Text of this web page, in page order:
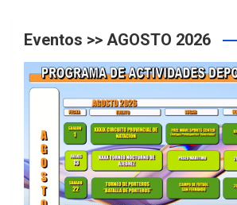
Eventos >> AGOSTO 2026